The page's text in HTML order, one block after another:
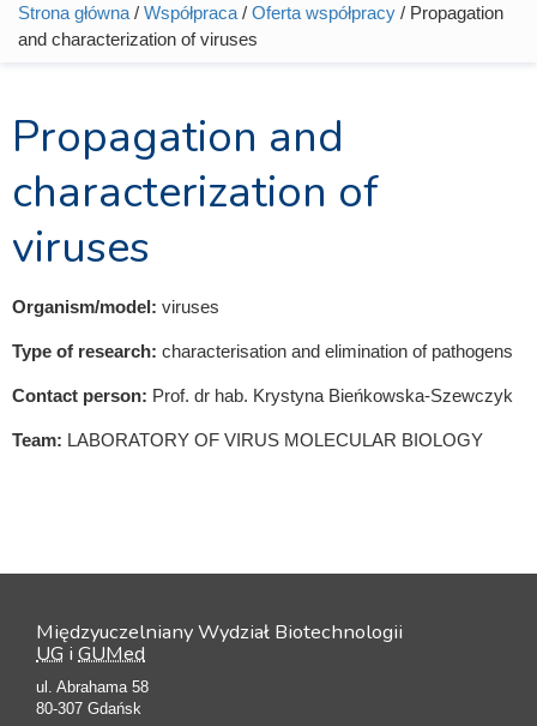
Jesteś tutaj
Strona główna / Współpraca / Oferta współpracy / Propagation
and characterization of viruses
Propagation and
characterization of
viruses
Organism/model: viruses
Type of research: characterisation and elimination of pathogens
Contact person: Prof. dr hab. Krystyna Bieńkowska-Szewczyk
Team: LABORATORY OF VIRUS MOLECULAR BIOLOGY
Międzyuczelniany Wydział Biotechnologii
UG i GUMed
ul. Abrahama 58
80-307 Gdańsk